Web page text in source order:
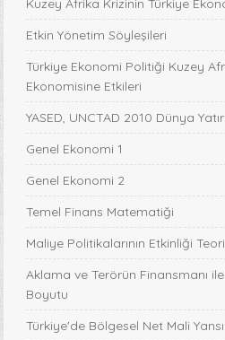
Kuzey Afrika Krizinin Türkiye
Etkin Yönetim Söyleşileri
Türkiye Ekonomi Politiği Kuzey
Ekonomisine Etkileri
YASED, UNCTAD 2010 Dünya
Genel Ekonomi 1
Genel Ekonomi 2
Temel Finans Matematiği
Maliye Politikalarının Etkinliği
Aklama ve Terörün Finansmanı
Boyutu
Türkiye'de Bölgesel Net Mali